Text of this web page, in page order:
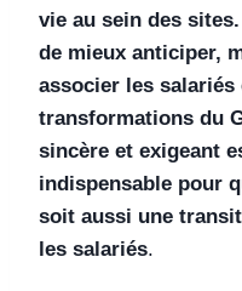
vie au sein des
de mieux anticiper,
associer les
transformations du
sincère et exigeant
indispensable pour
soit aussi une
les salariés.